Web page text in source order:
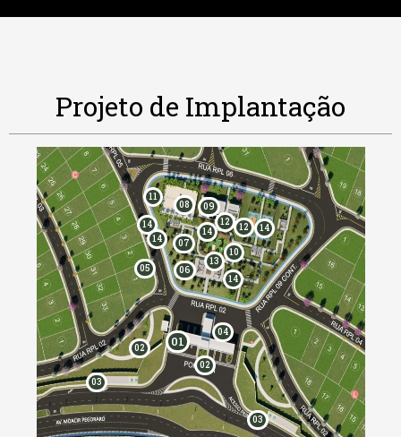
Projeto de Implantação
01
02
02
03
03
04
05 06
07
08
11
12
12
13
14
14
14
14
14
10
09